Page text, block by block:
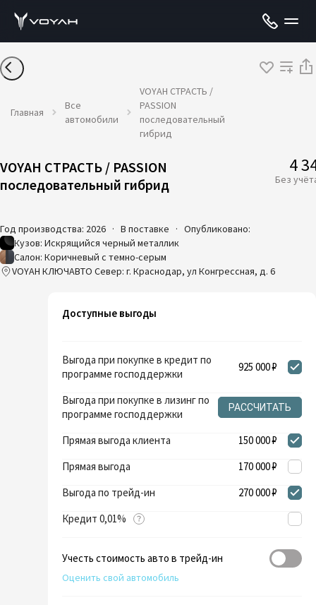
Главная
Все
автомобили
VOYAH СТРАСТЬ /
PASSION
последовательный
гибрид
VOYAH СТРАСТЬ / PASSION
последовательный гибрид
Год производства: 2026 · В поставке · Опубликовано:
Кузов: Искрящийся черный металлик
Салон: Коричневый с темно-серым
VOYAH КЛЮЧАВТО Север: г. Краснодар, ул Конгрессная, д. 6
4
Без
Доступные выгоды
Выгода при покупке в кредит по
программе господдержки
925 000 ₽
Выгода при покупке в лизинг по
программе господдержки
РАССЧИТАТЬ
Прямая выгода клиента
150 000 ₽
Прямая выгода
170 000 ₽
Выгода по трейд-ин
270 000 ₽
Кредит 0,01%
Учесть стоимость авто в трейд-ин
Оценить свой автомобиль